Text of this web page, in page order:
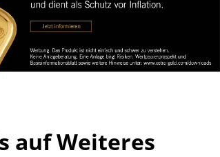
auf Weiteres